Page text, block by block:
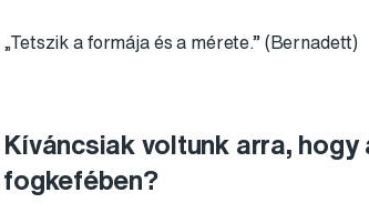
„Tetszik a formája és a mérete.” (Bernadett)
Kíváncsiak voltunk arra,
fogkefében?